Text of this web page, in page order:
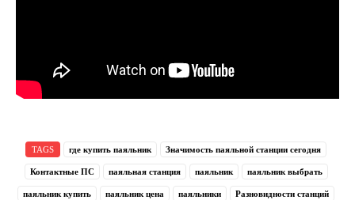
TAGS где купить паяльник Значимость паяльной станции сегодня
Контактные ПС паяльная станция паяльник паяльник выбрать
паяльник купить паяльник цена паяльники Разновидности станций